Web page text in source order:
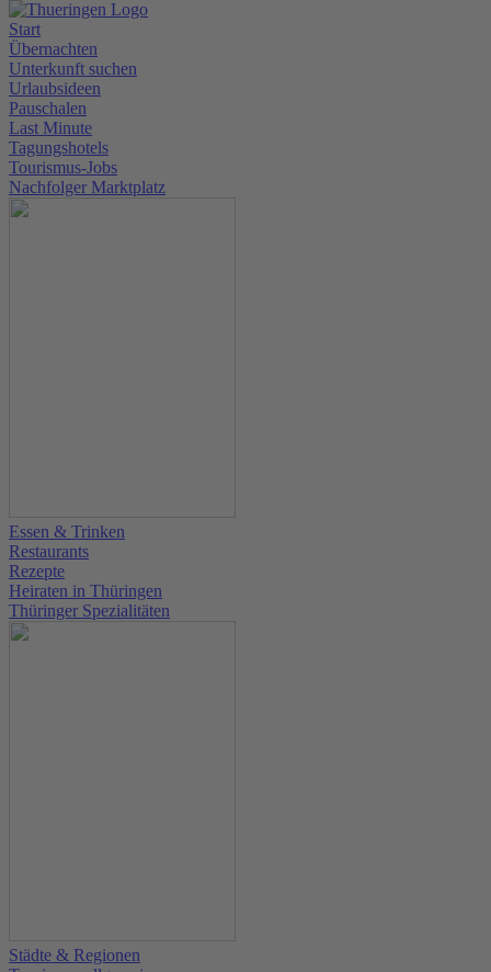
Start
Übernachten
Unterkunft suchen
Urlaubsideen
Pauschalen
Last Minute
Tagungshotels
Tourismus-Jobs
Nachfolger Marktplatz
Essen & Trinken
Restaurants
Rezepte
Heiraten in Thüringen
Thüringer Spezialitäten
Städte & Regionen